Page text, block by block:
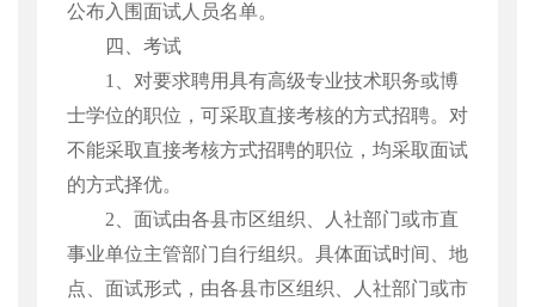
公布入围面试人员名单。
四、考试
1
、对要求聘用具有高级专业技术职务或博
士学位的职位，可采取直接考核的方式招聘。对
不能采取直接考核方式招聘的职位，均采取面试
的方式择优。
2 、面试由各县市区组织、人社部门或市直
事业单位主管部门自行组织。具体面试时间、地
点、面试形式，由各县市区组织、人社部门或市